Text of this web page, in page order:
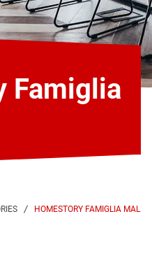
Famiglia
HOMESTORY FAMIGLIA MALI